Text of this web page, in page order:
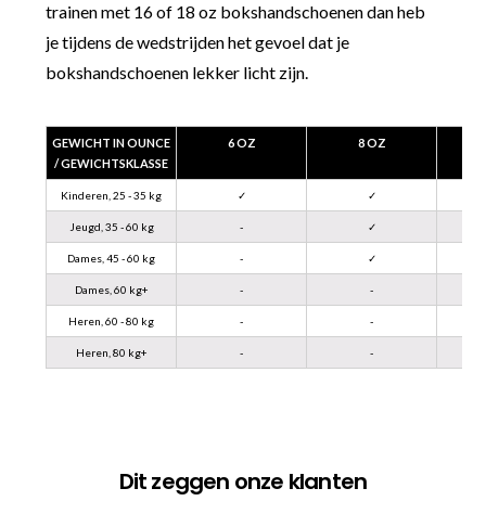
trainen met 16 of 18 oz bokshandschoenen dan heb
je tijdens de wedstrijden het gevoel dat je
bokshandschoenen lekker licht zijn.
GEWICHT IN OUNCE
/ GEWICHTSKLASSE
6 OZ 8 OZ
Kinderen, 25 - 35 kg ✓ ✓
Jeugd, 35 - 60 kg - ✓
Dames, 45 - 60 kg - ✓
Dames, 60 kg+ - -
Heren, 60 - 80 kg - -
Heren, 80 kg+ - -
Dit zeggen onze klanten